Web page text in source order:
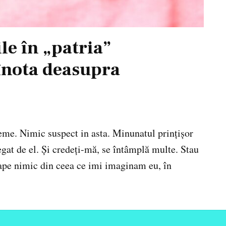
în „patria”
deasupra
Nimic suspect in asta. Minunatul prințișor
de el. Și credeți-mă, se întâmplă multe. Stau
nimic din ceea ce imi imaginam eu, în